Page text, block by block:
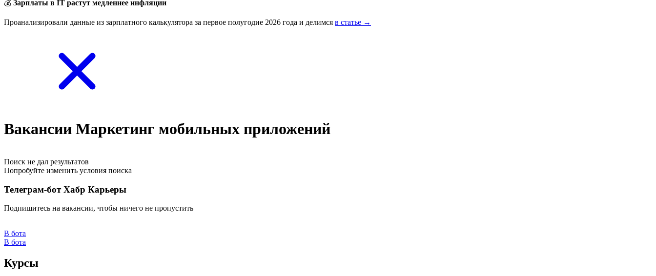
💰 Зарплаты в IT растут медленнее инфляции
Проанализировали данные из зарплатного калькулятора за первое полугодие 2026 года и делимся в статье →
Вакансии Маркетинг мобильных приложений
Поиск не дал результатов
Попробуйте изменить условия поиска
Телеграм-бот Хабр Карьеры
Подпишитесь на вакансии, чтобы ничего не пропустить
В бота
В бота
Курсы